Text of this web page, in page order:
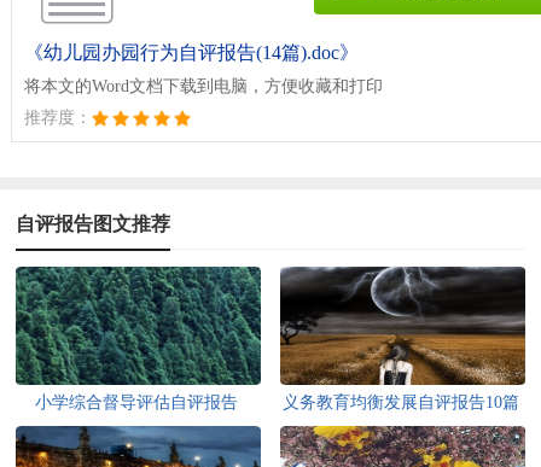
《幼儿园办园行为自评报告(14篇).doc》
将本文的Word文档下载到电脑，方便收藏和打印
推荐度：
自评报告图文推荐
小学综合督导评估自评报告 义务教育均衡发展自评报告10篇